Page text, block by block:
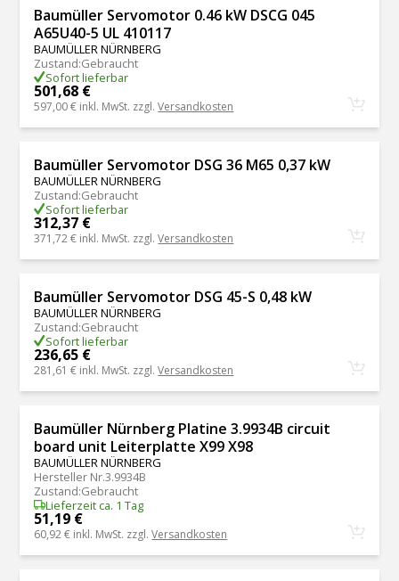
Baumüller Servomotor 0.46 kW DSCG 045
A65U40-5 UL 410117
BAUMÜLLER NÜRNBERG
Zustand:Gebraucht
Sofort lieferbar
501,68 €
597,00 € inkl. MwSt. zzgl.Versandkosten
Baumüller Servomotor DSG 36 M65 0,37 kW
BAUMÜLLER NÜRNBERG
Zustand:Gebraucht
Sofort lieferbar
312,37 €
371,72 € inkl. MwSt. zzgl.Versandkosten
Baumüller Servomotor DSG 45-S 0,48 kW
BAUMÜLLER NÜRNBERG
Zustand:Gebraucht
Sofort lieferbar
236,65 €
281,61 € inkl. MwSt. zzgl.Versandkosten
Baumüller Nürnberg Platine 3.9934B circuit
board unit Leiterplatte X99 X98
BAUMÜLLER NÜRNBERG
Hersteller Nr.3.9934B
Zustand:Gebraucht
Lieferzeit ca. 1 Tag
51,19 €
60,92 € inkl. MwSt. zzgl.Versandkosten